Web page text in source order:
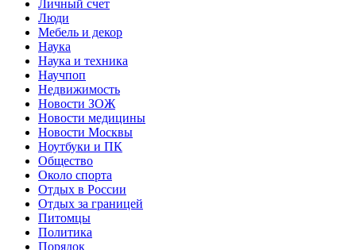
Личный счет
Люди
Мебель и декор
Наука
Наука и техника
Научпоп
Недвижимость
Новости ЗОЖ
Новости медицины
Новости Москвы
Ноутбуки и ПК
Общество
Около спорта
Отдых в России
Отдых за границей
Питомцы
Политика
Порядок